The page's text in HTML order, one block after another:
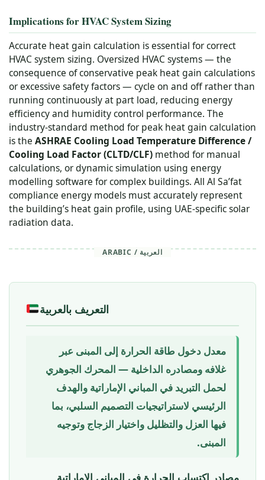
Implications for HVAC System Sizing
Accurate heat gain calculation is essential for correct
HVAC system sizing. Oversized HVAC systems — the
consequence of conservative peak heat gain calculations
or excessive safety factors — cycle on and off rather than
running continuously at part load, reducing energy
efficiency and humidity control performance. The
industry-standard method for peak heat gain calculation
is the ASHRAE Cooling Load Temperature Difference /
Cooling Load Factor (CLTD/CLF) method for manual
calculations, or dynamic simulation using energy
modelling software for complex buildings. All Al Sa’fat
compliance energy models must accurately represent
the building’s heat gain profile, using UAE-specific solar
radiation data.
ARABIC / العربية
التعريف بالعربية
معدل دخول طاقة الحرارة إلى المبنى عبر
غلافه ومصادره الداخلية — المحرك الجوهري
لحمل التبريد في المباني الإماراتية والهدف
الرئيسي لاستراتيجيات التصميم السلبي، بما
فيها العزل والتظليل واختيار الزجاج وتوجيه
المبنى.